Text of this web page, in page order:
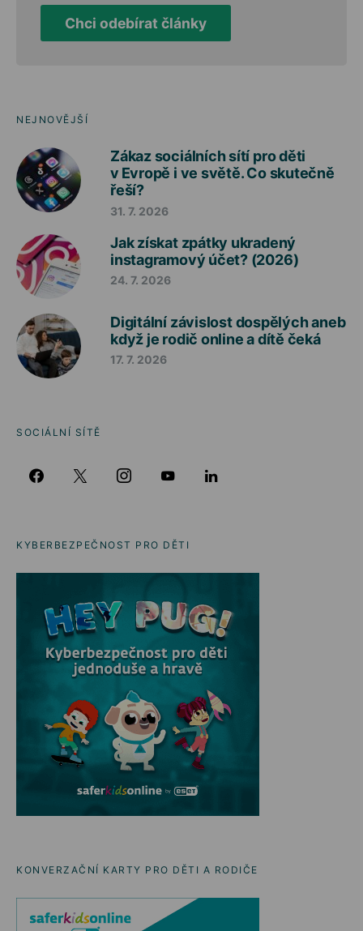
Chci odebírat články
NEJNOVĚJŠÍ
Zákaz sociálních sítí pro děti
v Evropě i ve světě. Co skutečně
řeší?
31. 7. 2026
Jak získat zpátky ukradený
instagramový účet? (2026)
24. 7. 2026
Digitální závislost dospělých aneb
když je rodič online a dítě čeká
17. 7. 2026
SOCIÁLNÍ SÍTĚ
KYBERBEZPEČNOST PRO DĚTI
KONVERZAČNÍ KARTY PRO DĚTI A RODIČE